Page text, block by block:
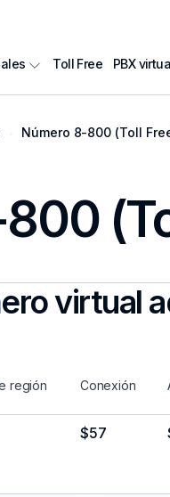
Toll Free PBX
Número 8-800 (Toll
virtual
región Conexión
$57